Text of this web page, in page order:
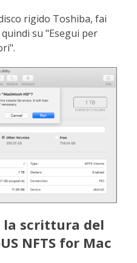
rigido Toshiba, fai
su "Esegui per
la scrittura del
NFTS for Mac